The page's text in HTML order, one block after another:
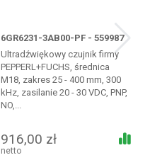
6GR6231-3AB00-PF - 559987
Ultradźwiękowy czujnik firmy
PEPPERL+FUCHS, średnica
M18, zakres 25 - 400 mm, 300
kHz, zasilanie 20 - 30 VDC, PNP,
NO,...
916,00 zł
netto